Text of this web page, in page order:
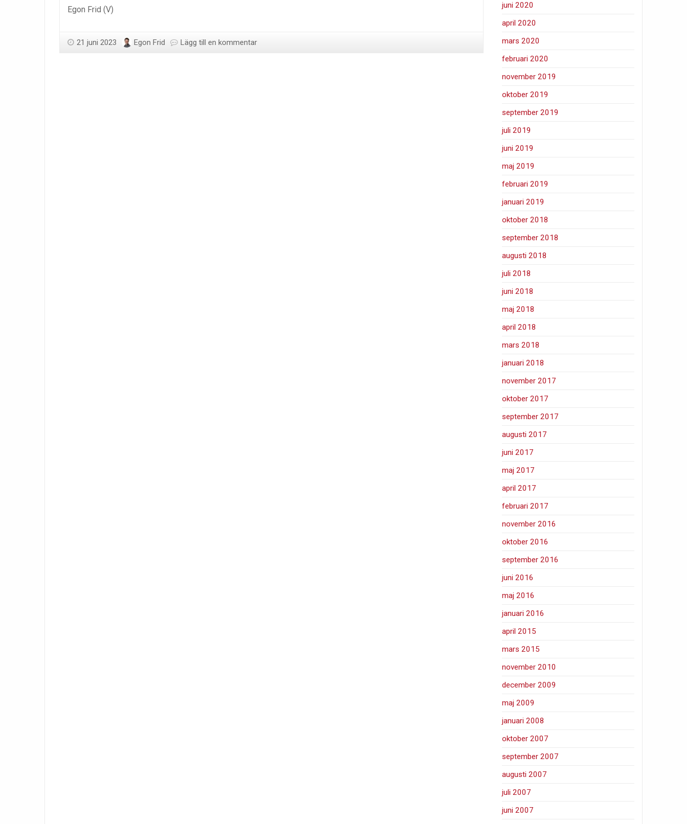
Egon Frid (V)
21 juni 2023 Egon Frid Lägg till en kommentar
juni 2020
april 2020
mars 2020
februari 2020
november 2019
oktober 2019
september 2019
juli 2019
juni 2019
maj 2019
februari 2019
januari 2019
oktober 2018
september 2018
augusti 2018
juli 2018
juni 2018
maj 2018
april 2018
mars 2018
januari 2018
november 2017
oktober 2017
september 2017
augusti 2017
juni 2017
maj 2017
april 2017
februari 2017
november 2016
oktober 2016
september 2016
juni 2016
maj 2016
januari 2016
april 2015
mars 2015
november 2010
december 2009
maj 2009
januari 2008
oktober 2007
september 2007
augusti 2007
juli 2007
juni 2007